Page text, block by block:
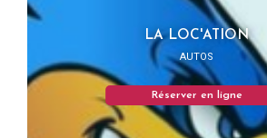
LA LOC'ATION
AUTOS
Réserver en ligne